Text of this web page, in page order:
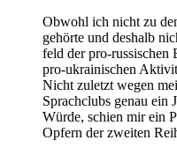
Obwohl ich nicht zu
gehörte und deshalb
feld der pro-rus­si­schen
pro-ukrai­ni­schen
Nicht zuletzt wegen
Sprach­clubs genau ein
Würde, schien mir ein
Opfern der zweiten